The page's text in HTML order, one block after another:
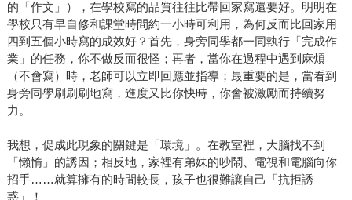
的「作文」），在學校寫的品質往往比帶回家寫還要好。明明在
學校只有早自修和課堂時間約一小時可利用，為何反而比回家用
四到五個小時寫的成效好？首先，身旁同學都一同執行「完成作
業」的任務，你不做反而很怪；再者，當你在過程中遇到麻煩
（不會寫）時，老師可以立即回應並指導；最重要的是，當看到
身旁同學刷刷刷地寫，進度又比你快時，你會被激勵而持續努
力。
我想，促成此現象的關鍵是「環境」。在教室裡，大腦找不到
「懶惰」的誘因；相反地，家裡有弟妹的吵鬧、電視和電腦向你
招手……就算擁有的時間較長，孩子也很難讓自己「抗拒誘
惑」！